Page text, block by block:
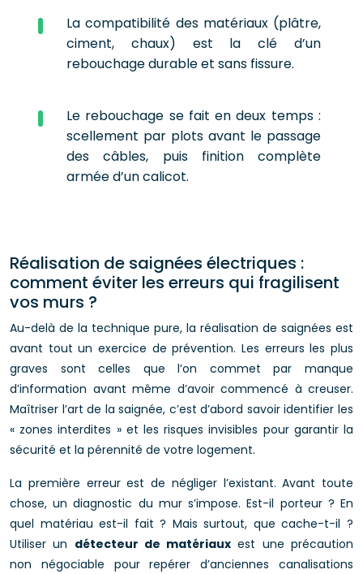
La compatibilité des matériaux (plâtre,
ciment, chaux) est la clé d’un
rebouchage durable et sans fissure.
Le rebouchage se fait en deux temps :
scellement par plots avant le passage
des câbles, puis finition complète
armée d’un calicot.
Réalisation de saignées électriques :
comment éviter les erreurs qui fragilisent
vos murs ?
Au-delà de la technique pure, la réalisation de saignées est
avant tout un exercice de prévention. Les erreurs les plus
graves sont celles que l’on commet par manque
d’information avant même d’avoir commencé à creuser.
Maîtriser l’art de la saignée, c’est d’abord savoir identifier les
« zones interdites » et les risques invisibles pour garantir la
sécurité et la pérennité de votre logement.
La première erreur est de négliger l’existant. Avant toute
chose, un diagnostic du mur s’impose. Est-il porteur ? En
quel matériau est-il fait ? Mais surtout, que cache-t-il ?
Utiliser un détecteur de matériaux est une précaution
non négociable pour repérer d’anciennes canalisations